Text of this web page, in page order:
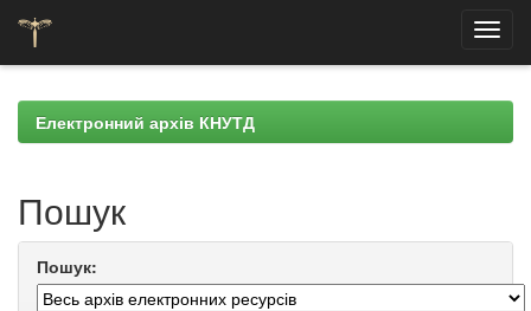
navigationЕлектронний архів КНУТД
Пошук
Пошук: